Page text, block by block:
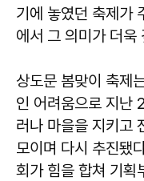
기에 놓였던 축제가
에서 그 의미가 더욱
상도문 봄맞이 축제
인 어려움으로 지난
러나 마을을 지키고
모이며 다시 추진됐
회가 힘을 합쳐 기획